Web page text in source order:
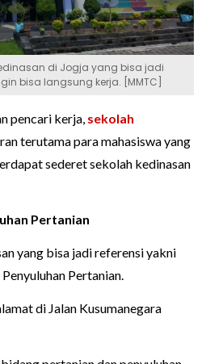
di Jogja yang bisa jadi
bisa langsung kerja. [MMTC]
pencari kerja, sekolah
terutama para mahasiswa yang
sederet sekolah kedinasan
Pertanian
yang bisa jadi referensi yakni
Pertanian.
di Jalan Kusumanegara